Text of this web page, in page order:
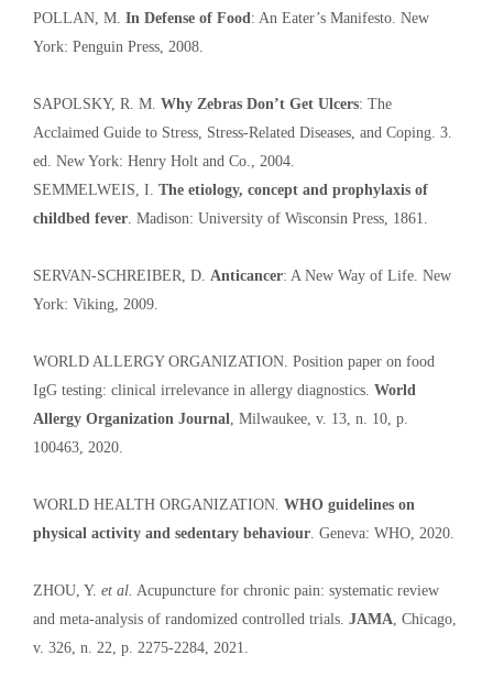
POLLAN, M. In Defense of Food: An Eater’s Manifesto. New
York: Penguin Press, 2008.
SAPOLSKY, R. M. Why Zebras Don’t Get Ulcers: The
Acclaimed Guide to Stress, Stress-Related Diseases, and Coping. 3.
ed. New York: Henry Holt and Co., 2004.
SEMMELWEIS, I. The etiology, concept and prophylaxis of
childbed fever. Madison: University of Wisconsin Press, 1861.
SERVAN-SCHREIBER, D. Anticancer: A New Way of Life. New
York: Viking, 2009.
WORLD ALLERGY ORGANIZATION. Position paper on food
IgG testing: clinical irrelevance in allergy diagnostics. World
Allergy Organization Journal, Milwaukee, v. 13, n. 10, p.
100463, 2020.
WORLD HEALTH ORGANIZATION. WHO guidelines on
physical activity and sedentary behaviour. Geneva: WHO, 2020.
ZHOU, Y. et al. Acupuncture for chronic pain: systematic review
and meta-analysis of randomized controlled trials. JAMA, Chicago,
v. 326, n. 22, p. 2275-2284, 2021.